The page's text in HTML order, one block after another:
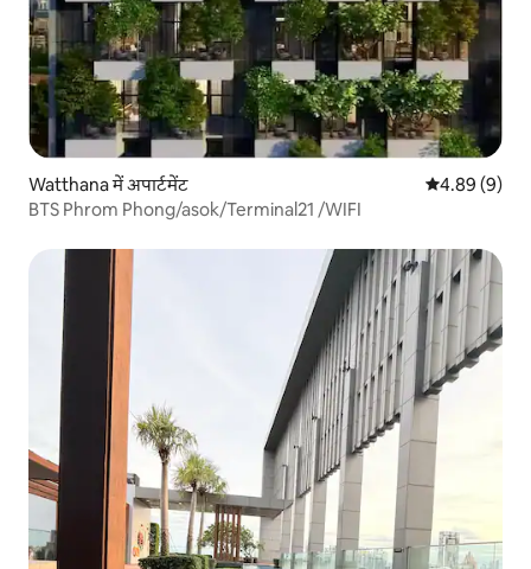
Watthana में अपार्टमेंट औसत रेटिंग 5 में
4.89 (9)
BTS Phrom Phong/asok/Terminal21 /WIFI